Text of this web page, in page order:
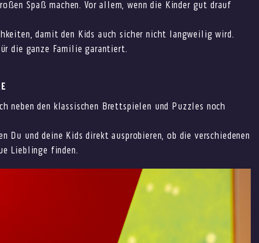
Spaß machen. Vor allem, wenn die Kinder gut drauf
damit den Kids auch sicher nicht langweilig wird.
die ganze Familie garantiert.
neben den klassischen Brettspielen und Puzzles noch
Du und deine Kids direkt ausprobieren, ob die verschiedenen
Lieblinge finden.